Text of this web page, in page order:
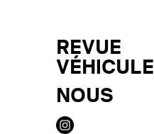
REVUE
VÉHICULE
NOUS